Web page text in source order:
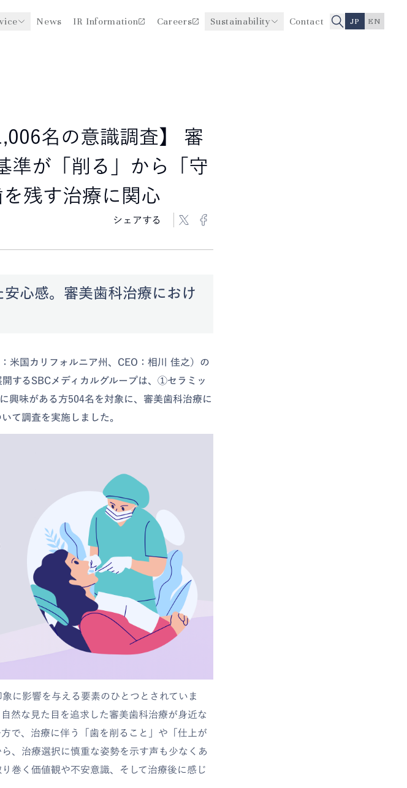
News IR Information Careers Sustainability Contact JP EN
名の意識調査】 審
準が「削る」から「守
残す治療に関心
シェアする
心感。審美歯科治療におけ
米国カリフォルニア州、CEO：相川 佳之）の
するSBCメディカルグループは、①セラミッ
興味がある方504名を対象に、審美歯科治療に
て調査を実施しました。
に影響を与える要素のひとつとされていま
然な見た目を追求した審美歯科治療が身近な
で、治療に伴う「歯を削ること」や「仕上が
、治療選択に慎重な姿勢を示す声も少なくあ
巻く価値観や不安意識、そして治療後に感じ